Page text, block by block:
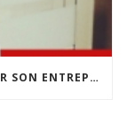
LES 10 ERREURS À ÉVITER POUR CRÉER SON ENTREPRISE